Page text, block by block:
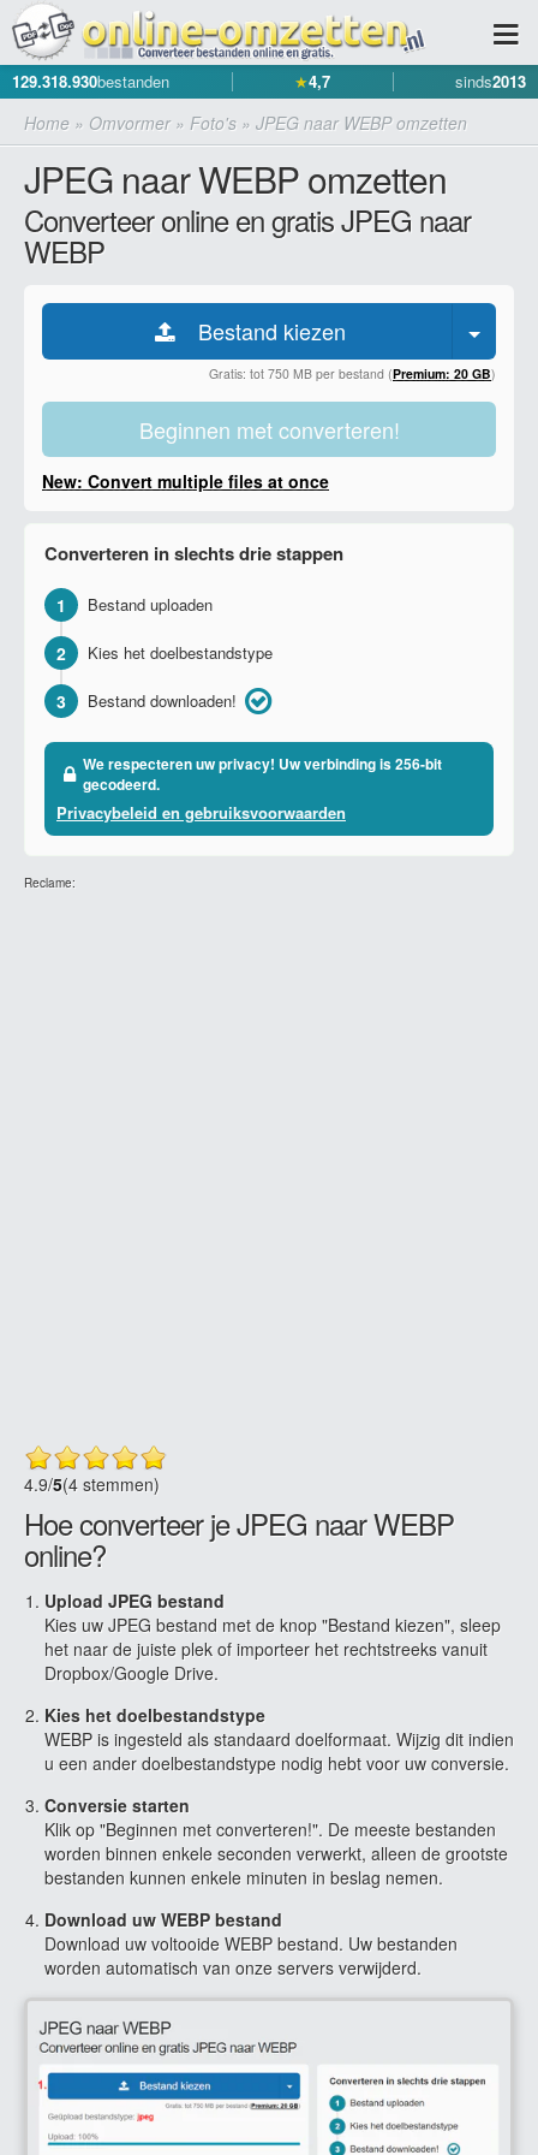
129.318.930bestanden ★4,7 sinds2013
Home » Omvormer» Foto's » JPEG naar WEBP omzetten
JPEG naar WEBP omzetten
Converteer online en gratis JPEG naar
WEBP
Bestand kiezen
Gratis: tot 750 MB per bestand (Premium: 20 GB)
Beginnen met converteren!
New: Convert multiple files at once
Converteren in slechts drie stappen
1 Bestand uploaden
2 Kies het doelbestandstype
3 Bestand downloaden!
We respecteren uw privacy! Uw verbinding is 256-bit
gecodeerd.
Privacybeleid en gebruiksvoorwaarden
Reclame:
4.9/5(4 stemmen)
Hoe converteer je JPEG naar WEBP
online?
Upload JPEG bestand
Kies uw JPEG bestand met de knop "Bestand kiezen", sleep
het naar de juiste plek of importeer het rechtstreeks vanuit
Dropbox/Google Drive.
Kies het doelbestandstype
WEBP is ingesteld als standaard doelformaat. Wijzig dit indien
u een ander doelbestandstype nodig hebt voor uw conversie.
Conversie starten
Klik op "Beginnen met converteren!". De meeste bestanden
worden binnen enkele seconden verwerkt, alleen de grootste
bestanden kunnen enkele minuten in beslag nemen.
Download uw WEBP bestand
Download uw voltooide WEBP bestand. Uw bestanden
worden automatisch van onze servers verwijderd.